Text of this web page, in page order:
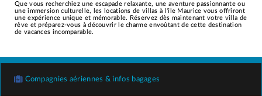
Que vous recherchiez une escapade relaxante, une aventure passionnante ou
une immersion culturelle, les locations de villas à l'île Maurice vous offriront
une expérience unique et mémorable. Réservez dès maintenant votre villa de
rêve et préparez-vous à découvrir le charme envoûtant de cette destination
de vacances incomparable.
Compagnies aériennes & infos bagages